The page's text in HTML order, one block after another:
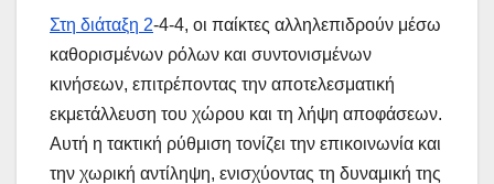
Στη διάταξη 2-4-4, οι παίκτες αλληλεπιδρούν μέσω
καθορισμένων ρόλων και συντονισμένων
κινήσεων, επιτρέποντας την αποτελεσματική
εκμετάλλευση του χώρου και τη λήψη αποφάσεων.
Αυτή η τακτική ρύθμιση τονίζει την επικοινωνία και
την χωρική αντίληψη, ενισχύοντας τη δυναμική της